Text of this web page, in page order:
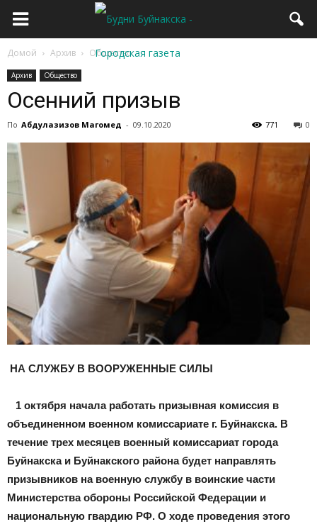
Домой Архив Общество
Архив Общество
Осенний призыв
По Абдулазизов Магомед - 09.10.2020 0
771
НА СЛУЖБУ В ВООРУЖЕННЫЕ СИЛЫ
1 октября начала работать призывная комиссия в
объединенном военном комиссариате г. Буйнакска. В
течение трех месяцев военный комиссариат города
Буйнакска и Буйнакского района будет направлять
призывников на военную службу в воинские части
Министерства обороны Российской Федерации и
национальную гвардию РФ. О ходе проведения этого